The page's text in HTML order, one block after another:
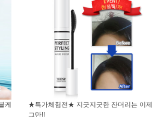
케
★특가체험전★ 지긋지긋한 잔머리는 이제
그만!!